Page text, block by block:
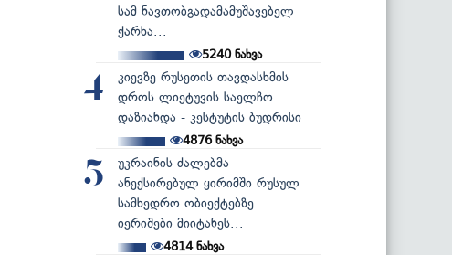
სამ ნავთობგადამამუშავებელ
ქარხა...
5240ნახვა
4
კიევზე რუსეთის თავდასხმის
დროს ლიეტუვის საელჩო
დაზიანდა - კესტუტის ბუდრისი
4876ნახვა
5
უკრაინის ძალებმა
ანექსირებულ ყირიმში რუსულ
სამხედრო ობიექტებზე
იერიშები მიიტანეს...
4814ნახვა